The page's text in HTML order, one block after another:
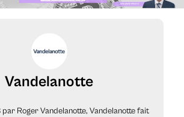
Vandelanotte
par Roger Vandelanotte, Vandelanotte fait